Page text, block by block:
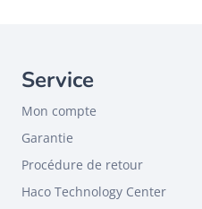
Service
Mon compte
Garantie
Procédure de retour
Haco Technology Center